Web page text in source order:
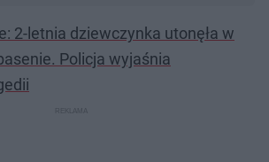
2-letnia dziewczynka utonęła w
Policja wyjaśnia